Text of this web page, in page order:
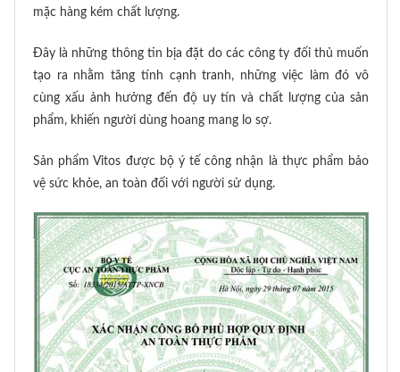
mặc hàng kém chất lượng.
Đây là những thông tin bịa đặt do các công ty đối thủ muốn
tạo ra nhằm tăng tính cạnh tranh, những việc làm đó vô
cùng xấu ảnh hưởng đến độ uy tín và chất lượng của sản
phẩm, khiến người dùng hoang mang lo sợ.
Sản phẩm Vitos được bộ ý tế công nhận là thực phẩm bảo
vệ sức khỏe, an toàn đối với người sử dụng.